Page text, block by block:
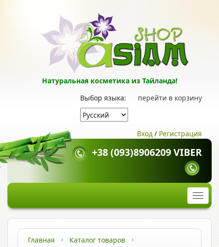
Натуральная косметика из Тайланда!
перейти в корзину
Выбор языка:
Вход / Регистрация
+38 (093)8906209 VIBER
Главная
Каталог товаров